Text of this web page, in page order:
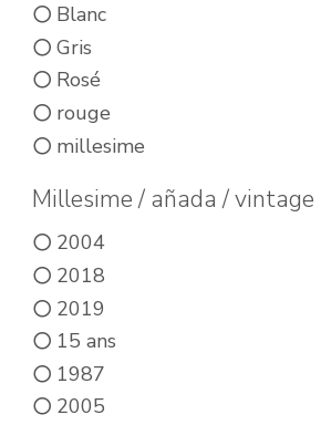
Blanc
Gris
Rosé
rouge
millesime
Millesime / añada / vintage
2004
2018
2019
15 ans
1987
2005